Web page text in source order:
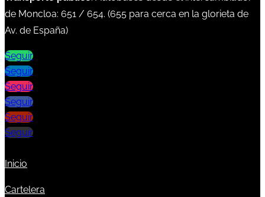
de Moncloa: 651 / 654. (655 para cerca en la glorieta de
Av. de España)
Seguir
Seguir
Seguir
Seguir
Seguir
Seguir
Inicio
Cartelera